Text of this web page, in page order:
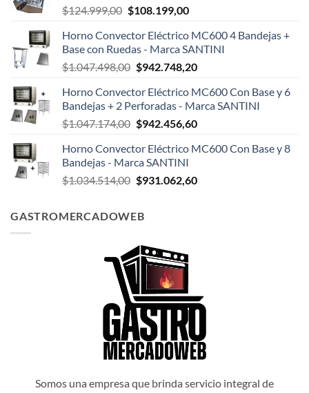
$124.999,00 El
original
era:
$124.999,00.
$108.199,00El
actual
es:
$108.199,00.
Horno Convector Eléctrico MC600 4 Bandejas +
Base con Ruedas - Marca SANTINI
$1.047.498,00 El
original
era:
$1.047.498,00.
$942.748,20El
actual
es:
$942.748,20.
Horno Convector Eléctrico MC600 Con Base y 6
Bandejas + 2 Perforadas - Marca SANTINI
$1.047.174,00 El
original
era:
$1.047.174,00.
$942.456,60El
actual
$942.456,60.
Horno Convector Eléctrico MC600 Con Base y 8
Bandejas - Marca SANTINI
$1.034.514,00 El
era:
$931.062,60El
GASTROMERCADOWEB
Somos una empresa que brinda servicio integral de